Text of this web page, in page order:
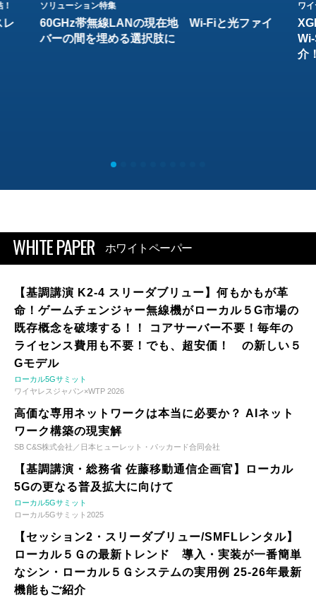
レ
ソリューション特集
60GHz帯無線LANの現在地 Wi-Fiと光ファイ
バーの間を埋める選択肢に
ワ
介
WHITE PAPER ホワイトペーパー
【基調講演 K2-4 スリーダブリュー】何もかもが革
命！ゲームチェンジャー無線機がローカル５G市場の
既存概念を破壊する！！ コアサーバー不要！毎年の
ライセンス費用も不要！でも、超安価！ の新しい５
Gモデル
ローカル5Gサミット
ワイヤレスジャパン×WTP 2026
高価な専用ネットワークは本当に必要か？ AIネット
ワーク構築の現実解
SB C&S株式会社／日本ヒューレット・パッカード合同会社
【基調講演・総務省 佐藤移動通信企画官】ローカル
5Gの更なる普及拡大に向けて
ローカル5Gサミット
ローカル5Gサミット2025
【セッション2・スリーダブリュー/SMFLレンタル】
ローカル５Ｇの最新トレンド 導入・実装が一番簡単
なシン・ローカル５Ｇシステムの実用例 25-26年最新
機能もご紹介